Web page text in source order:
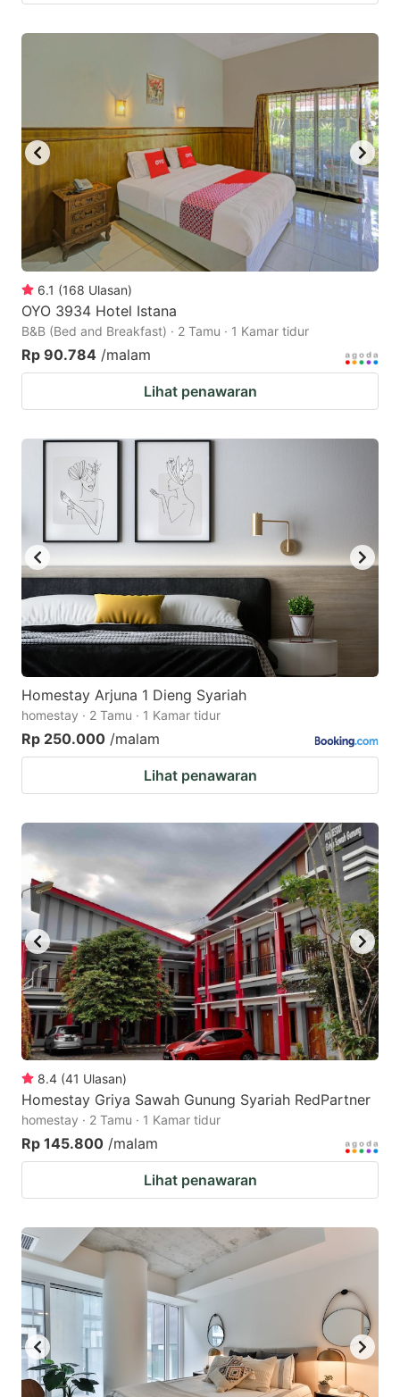
6.1 (168 Ulasan)
OYO 3934 Hotel Istana
B&B (Bed and Breakfast) · 2 Tamu · 1 Kamar tidur
Rp 90.784 /malam
Lihat penawaran
Homestay Arjuna 1 Dieng Syariah
homestay · 2 Tamu · 1 Kamar tidur
Rp 250.000 /malam
Lihat penawaran
8.4 (41 Ulasan)
Homestay Griya Sawah Gunung Syariah RedPartner
homestay · 2 Tamu · 1 Kamar tidur
Rp 145.800 /malam
Lihat penawaran